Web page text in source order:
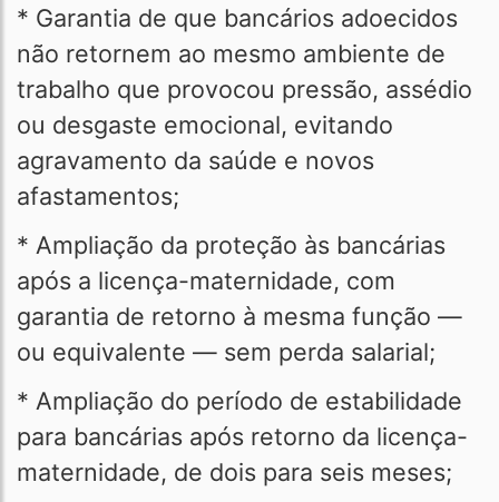
* Garantia de que bancários adoecidos
não retornem ao mesmo ambiente de
trabalho que provocou pressão, assédio
ou desgaste emocional, evitando
agravamento da saúde e novos
afastamentos;
* Ampliação da proteção às bancárias
após a licença-maternidade, com
garantia de retorno à mesma função —
ou equivalente — sem perda salarial;
* Ampliação do período de estabilidade
para bancárias após retorno da licença-
maternidade, de dois para seis meses;